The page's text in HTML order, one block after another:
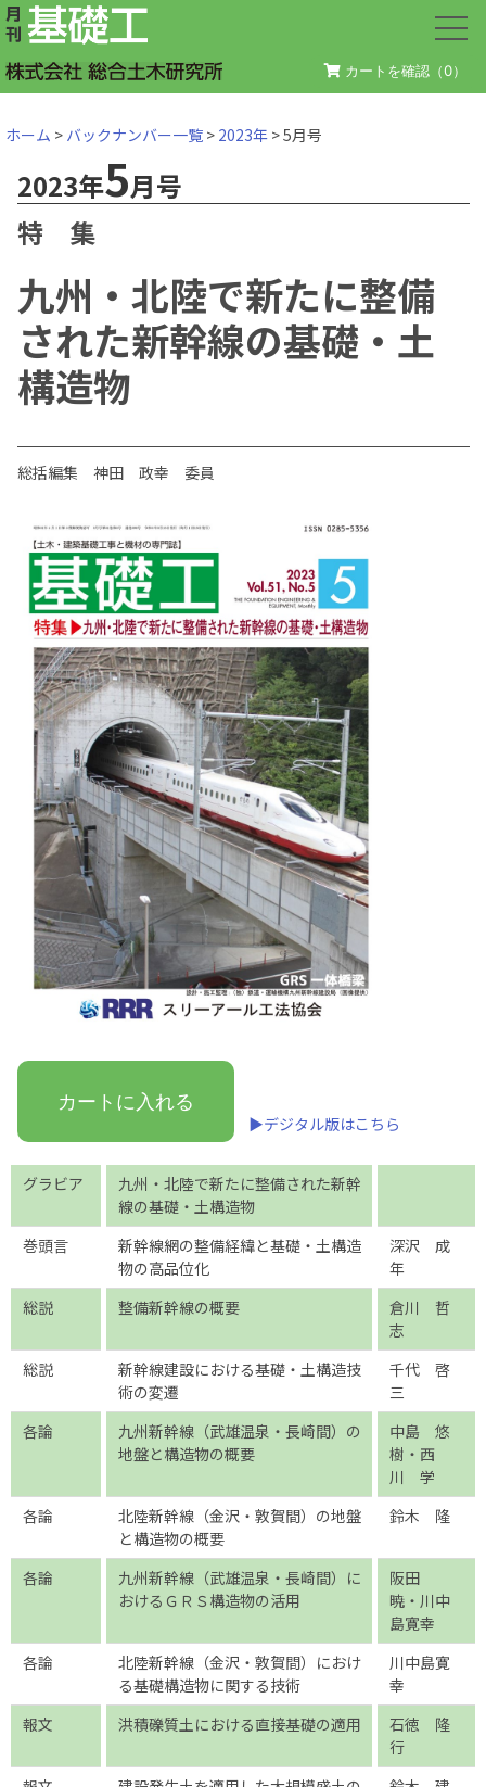
カートを確認（0）
ホーム > バックナンバー一覧 > 2023年 > 5月号
2023年5月号
特 集
九州・北陸で新たに整備
された新幹線の基礎・土
構造物
総括編集 神田 政幸 委員
カートに入れる
▶デジタル版はこちら
グラビア
九州・北陸で新たに整備された新幹
線の基礎・土構造物
巻頭言
新幹線網の整備経緯と基礎・土構造
物の高品位化
深沢 成
年
総説
整備新幹線の概要
倉川 哲
志
総説
新幹線建設における基礎・土構造技
術の変遷
千代 啓
三
各論
九州新幹線（武雄温泉・長崎間）の
地盤と構造物の概要
中島 悠
樹・西
川 学
各論
北陸新幹線（金沢・敦賀間）の地盤
と構造物の概要
鈴木 隆
各論
九州新幹線（武雄温泉・長崎間）に
おけるＧＲＳ構造物の活用
阪田
暁・川中
島寛幸
各論
北陸新幹線（金沢・敦賀間）におけ
る基礎構造物に関する技術
川中島寛
幸
報文
洪積礫質土における直接基礎の適用
石徳 隆
行